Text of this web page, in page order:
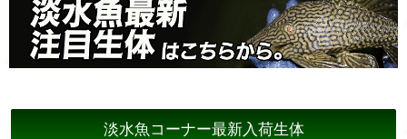
淡水魚コーナー最新入荷生体